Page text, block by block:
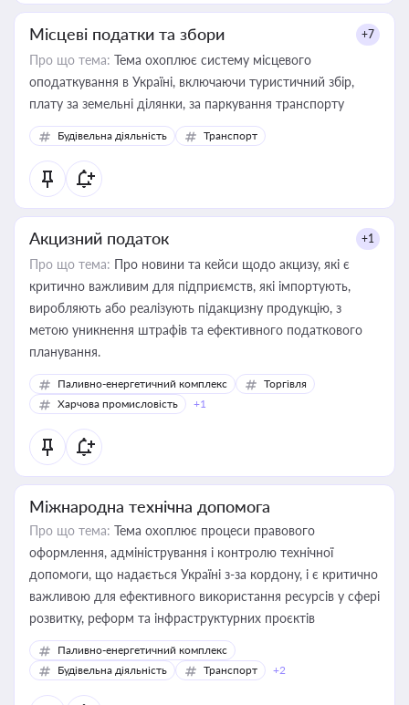
Місцеві податки та збори +7
Про що тема: Тема охоплює систему місцевого
оподаткування в Україні, включаючи туристичний збір,
плату за земельні ділянки, за паркування транспорту
Будівельна діяльність Транспорт
Акцизний податок +1
Про що тема: Про новини та кейси щодо акцизу, які є
критично важливим для підприємств, які імпортують,
виробляють або реалізують підакцизну продукцію, з
метою уникнення штрафів та ефективного податкового
планування.
Паливно-енергетичний комплекс
Торгівля
Харчова промисловість
+1
Міжнародна технічна допомога
Про що тема: Тема охоплює процеси правового
оформлення, адміністрування і контролю технічної
допомоги, що надається Україні з-за кордону, і є критично
важливою для ефективного використання ресурсів у сфері
розвитку, реформ та інфраструктурних проєктів
Паливно-енергетичний комплекс
Будівельна діяльність
Транспорт +2